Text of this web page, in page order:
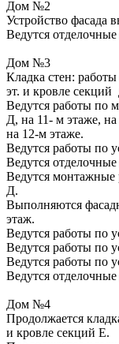
Дом №2
Устройство фасада
Ведутся
Дом №3
Кладка стен:
эт. и кровле
Ведутся работы по
Д, на 11- м этаже,
на 12-м этаже.
Ведутся работы по
Ведутся
Ведутся монтажные
Д.
Выполняются
этаж.
Ведутся работы по
Ведутся работы по
Ведутся работы по
Ведутся
Дом №4
Продолжается
и кровле секций Е.